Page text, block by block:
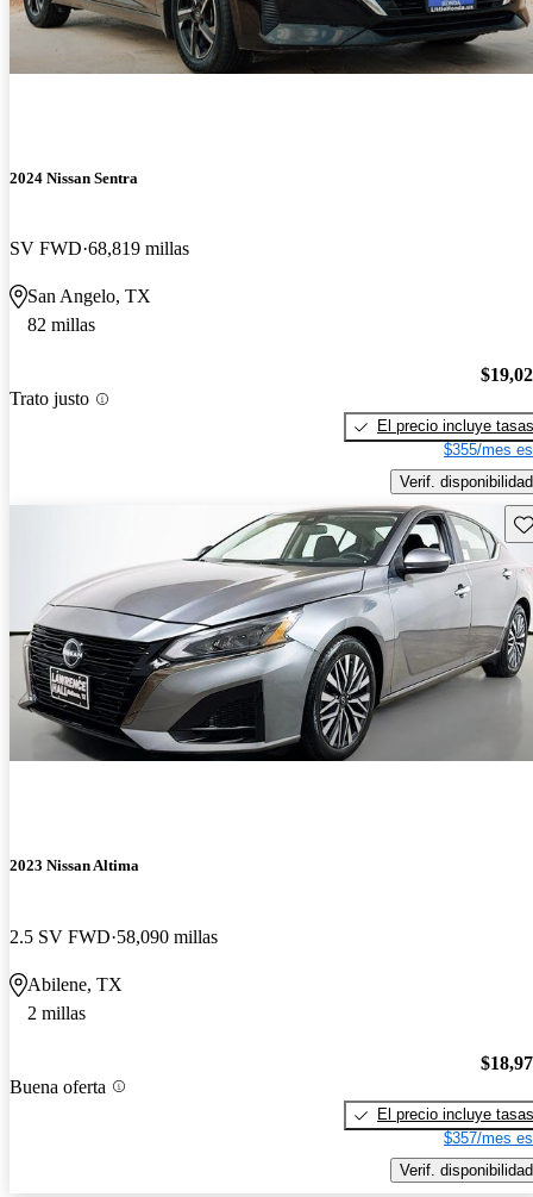
2024 Nissan Sentra
SV FWD 68,819 millas
San Angelo, TX
82 millas
Trato justo
El precio incluye tasas
$355/mes
Verif. disponibilidad
2023 Nissan Altima
2.5 SV FWD 58,090 millas
Abilene, TX
2 millas
Buena oferta
El precio incluye tasas
$357/mes
Verif. disponibilidad